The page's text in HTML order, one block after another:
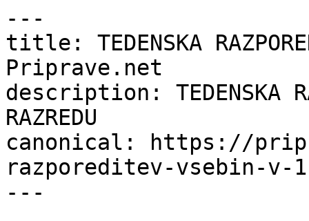
---
title: TEDENSKA
Priprave.net
description: TEDENSKA
RAZREDU
canonical: https://
razporeditev-vsebin-v-
---